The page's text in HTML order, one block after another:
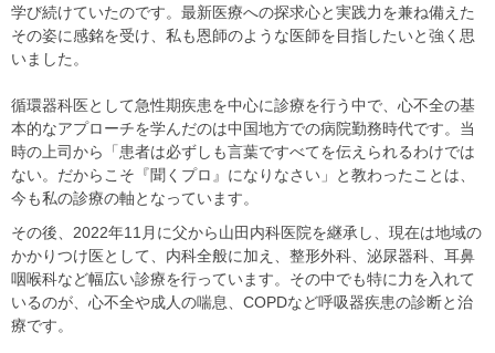
学び続けていたのです。最新医療への探求心と実践力を兼ね備えた
その姿に感銘を受け、私も恩師のような医師を目指したいと強く思
いました。
循環器科医として急性期疾患を中心に診療を行う中で、心不全の基
本的なアプローチを学んだのは中国地方での病院勤務時代です。当
時の上司から「患者は必ずしも言葉ですべてを伝えられるわけでは
ない。だからこそ『聞くプロ』になりなさい」と教わったことは、
今も私の診療の軸となっています。
その後、2022年11月に父から山田内科医院を継承し、現在は地域の
かかりつけ医として、内科全般に加え、整形外科、泌尿器科、耳鼻
咽喉科など幅広い診療を行っています。その中でも特に力を入れて
いるのが、心不全や成人の喘息、COPDなど呼吸器疾患の診断と治
療です。